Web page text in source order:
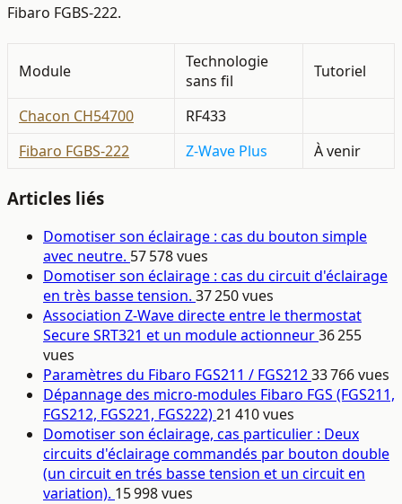
Fibaro FGBS-222.
Module
Technologie
sans fil
Tutoriel
Chacon CH54700
RF433
Fibaro FGBS-222
Z-Wave Plus À venir
Articles liés
Domotiser son éclairage : cas du bouton simple
avec neutre. 57 578 vues
Domotiser son éclairage : cas du circuit d'éclairage
en très basse tension. 37 250 vues
Association Z-Wave directe entre le thermostat
Secure SRT321 et un module actionneur36 255
vues
Paramètres du Fibaro FGS211 / FGS21233 766 vues
Dépannage des micro-modules Fibaro FGS (FGS211,
FGS212, FGS221, FGS222)21 410 vues
Domotiser son éclairage, cas particulier : Deux
circuits d'éclairage commandés par bouton double
(un circuit en trés basse tension et un circuit en
variation). 15 998 vues